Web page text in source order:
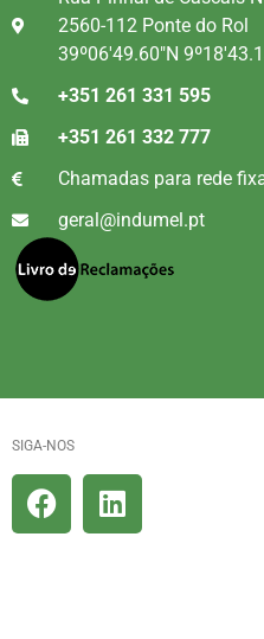
2560-112 Ponte do Rol
39º06'49.60"N
+351 261 331 595
+351 261 332 777
Chamadas para rede
geral@indumel.pt
SIGA-NOS